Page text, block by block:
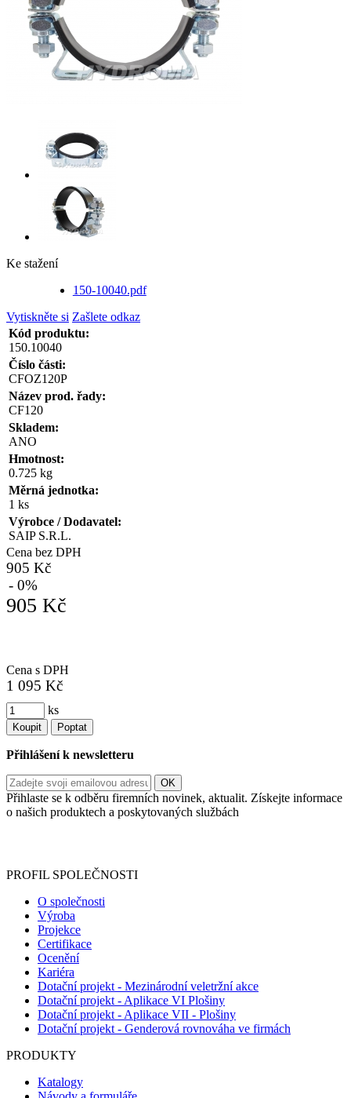
Ke stažení
150-10040.pdf
Vytiskněte si Zašlete odkaz
Kód produktu:
150.10040
Číslo části:
CFOZ120P
Název prod. řady:
CF120
Skladem:
ANO
Hmotnost:
0.725 kg
Měrná jednotka:
1 ks
Výrobce / Dodavatel:
SAIP S.R.L.
Cena bez DPH
905 Kč
- 0%
905 Kč
Cena s DPH
1 095 Kč
ks
Koupit Poptat
Přihlášení k newsletteru
Přihlaste se k odběru firemních novinek, aktualit. Získejte informace
o našich produktech a poskytovaných službách
PROFIL SPOLEČNOSTI
O společnosti
Výroba
Projekce
Certifikace
Ocenění
Kariéra
Dotační projekt - Mezinárodní veletržní akce
Dotační projekt - Aplikace VI Plošiny
Dotační projekt - Aplikace VII - Plošiny
Dotační projekt - Genderová rovnováha ve firmách
PRODUKTY
Katalogy